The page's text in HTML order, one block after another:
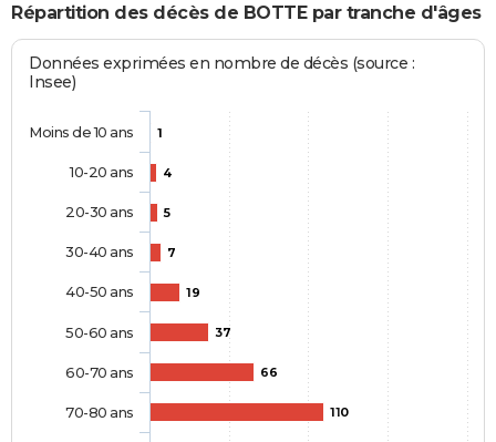
Répartition des décès de BOTTE par tranche d'âges
Données exprimées en nombre de décès (source :
Insee)
1
4
5
7
19
37
66
110
Moins de 10 ans
10-20 ans
20-30 ans
30-40 ans
40-50 ans
50-60 ans
60-70 ans
70-80 ans